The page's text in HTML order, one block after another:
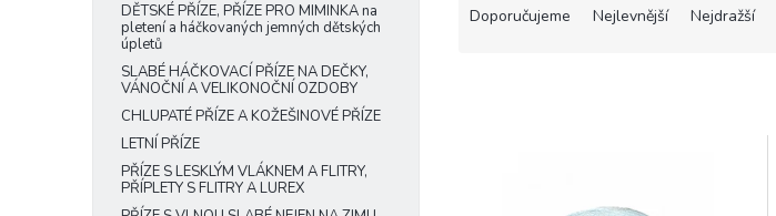
DĚTSKÉ PŘÍZE, PŘÍZE PRO MIMINKA na
pletení a háčkovaných jemných dětských
úpletů
SLABÉ HÁČKOVACÍ PŘÍZE NA DEČKY,
VÁNOČNÍ A VELIKONOČNÍ OZDOBY
CHLUPATÉ PŘÍZE A KOŽEŠINOVÉ PŘÍZE
LETNÍ PŘÍZE
PŘÍZE S LESKLÝM VLÁKNEM A FLITRY,
PŘÍPLETY S FLITRY A LUREX
Doporučujeme Nejlevnější Nejdražší